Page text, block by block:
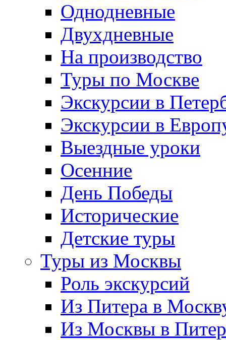
Однодневные
Двухдневные
На производство
Туры по Москве
Экскурсии в
Экскурсии в
Выездные уроки
Осенние
День Победы
Исторические
Детские туры
Туры из Москвы
Роль экскурсий
Из Питера в
Из Москвы в Питер